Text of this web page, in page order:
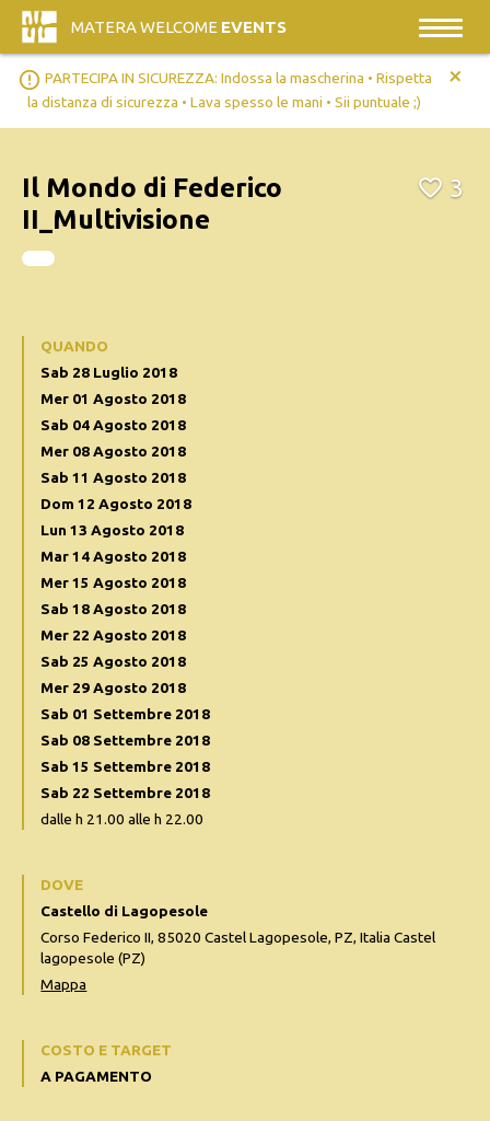
MATERA WELCOME EVENTS
error_outline PARTECIPA IN SICUREZZA: Indossa la mascherina • Rispetta
la distanza di sicurezza • Lava spesso le mani • Sii puntuale ;)
+
Il Mondo di Federico
II_Multivisione
3
QUANDO
Sab 28 Luglio 2018
Mer 01 Agosto 2018
Sab 04 Agosto 2018
Mer 08 Agosto 2018
Sab 11 Agosto 2018
Dom 12 Agosto 2018
Lun 13 Agosto 2018
Mar 14 Agosto 2018
Mer 15 Agosto 2018
Sab 18 Agosto 2018
Mer 22 Agosto 2018
Sab 25 Agosto 2018
Mer 29 Agosto 2018
Sab 01 Settembre 2018
Sab 08 Settembre 2018
Sab 15 Settembre 2018
Sab 22 Settembre 2018
dalle h 21.00 alle h 22.00
DOVE
Castello di Lagopesole
Corso Federico II, 85020 Castel Lagopesole, PZ, Italia Castel
lagopesole (PZ)
Mappa
COSTO E TARGET
A PAGAMENTO